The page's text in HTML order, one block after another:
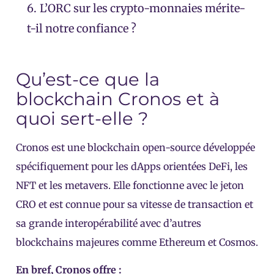
6. L’ORC sur les crypto-monnaies mérite-
t-il notre confiance ?
Qu’est-ce que la
blockchain Cronos et à
quoi sert-elle ?
Cronos est une blockchain open-source développée
spécifiquement pour les dApps orientées DeFi, les
NFT et les metavers. Elle fonctionne avec le jeton
CRO et est connue pour sa vitesse de transaction et
sa grande interopérabilité avec d’autres
blockchains majeures comme Ethereum et Cosmos.
En bref, Cronos offre :